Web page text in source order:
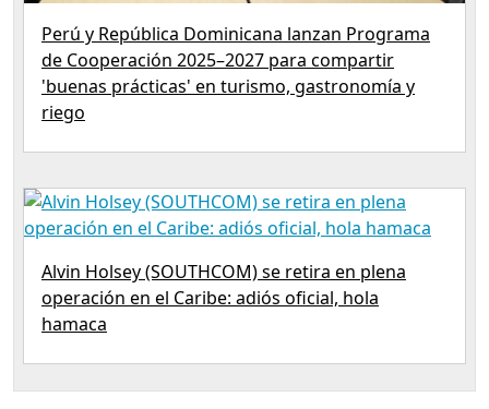
Perú y República Dominicana lanzan Programa
de Cooperación 2025–2027 para compartir
'buenas prácticas' en turismo, gastronomía y
riego
Alvin Holsey (SOUTHCOM) se retira en plena
operación en el Caribe: adiós oficial, hola
hamaca